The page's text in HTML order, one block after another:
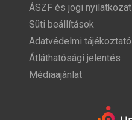
ÁSZF és jogi nyilatkozat
Süti beállítások
Adatvédelmi tájékoztató
Átláthatósági jelentés
Médiaajánlat